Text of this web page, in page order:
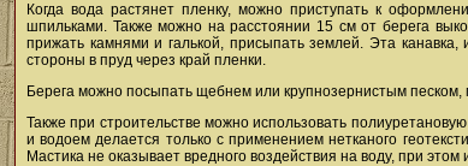
Когда вода растянет пленку, можно приступать к
шпильками. Также можно на расстоянии 15 см от берега
прижать камнями и галькой, присыпать землей. Эта
стороны в пруд через край пленки.
Берега можно посыпать щебнем или крупнозернистым
Также при строительстве можно использовать
и водоем делается только с применением нетканого
Мастика не оказывает вредного воздействия на воду, при